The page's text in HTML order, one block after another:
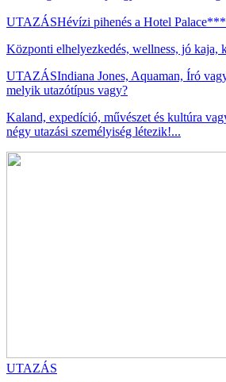
UTAZÁSHévízi pihenés a Hotel
Központi elhelyezkedés, wellness, jó kaja,
UTAZÁSIndiana Jones, Aquaman, Író
melyik utazótípus vagy?
Kaland, expedíció, művészet és kultúra
négy utazási személyiség létezik!...
UTAZÁS